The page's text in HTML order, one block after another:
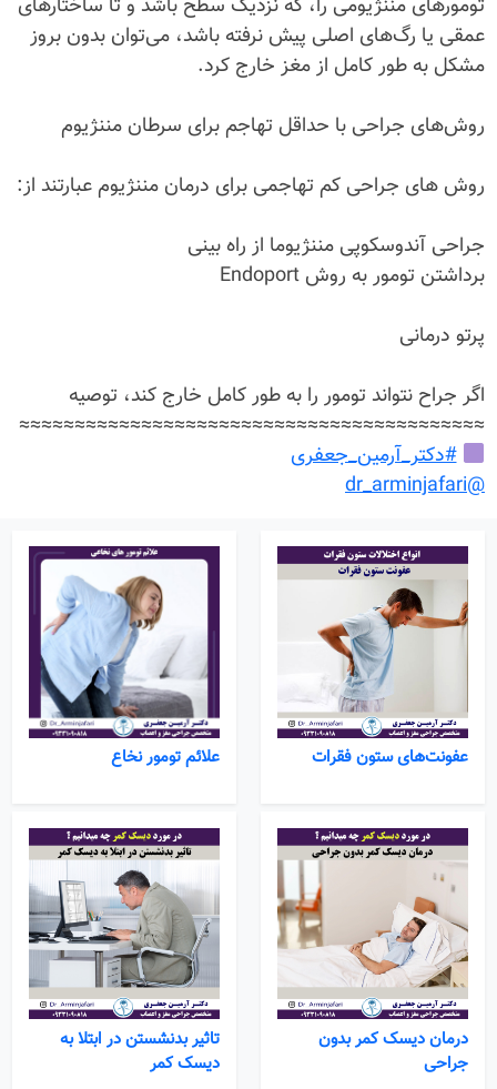
تومورهای مننژیومی را، که نزدیک سطح باشد و تا ساختارهای
عمقی یا رگ‌های اصلی پیش نرفته باشد، می‌توان بدون بروز
مشکل به طور کامل از مغز خارج کرد.
روش‌های جراحی با حداقل تهاجم برای سرطان مننژیوم
روش های جراحی کم تهاجمی برای درمان مننژیوم عبارتند از:
جراحی آندوسکوپی مننژیوما از راه بینی
برداشتن تومور به روش Endoport
پرتو درمانی
اگر جراح نتواند تومور را به طور کامل خارج کند، توصیه
≈≈≈≈≈≈≈≈≈≈≈≈≈≈≈≈≈≈≈≈≈≈≈≈≈≈≈≈≈≈≈≈≈≈≈≈≈≈≈≈≈≈
#دکتر_آرمین_جعفری
@dr_arminjafari
عفونت‌های ستون فقرات علائم تومور نخاع
درمان دیسک کمر بدون
جراحی
تاثیر بدنشستن در ابتلا به
دیسک کمر